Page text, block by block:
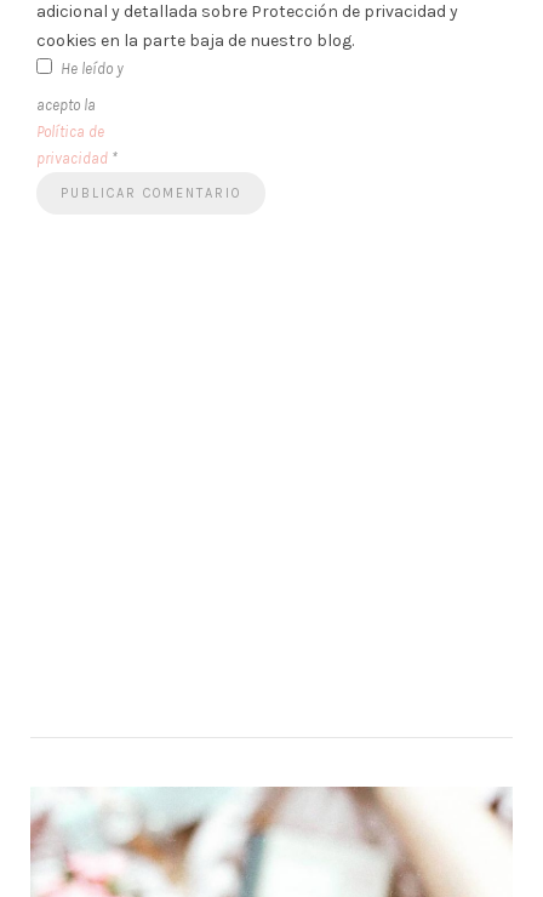
adicional y detallada sobre Protección de privacidad y
cookies en la parte baja de nuestro blog.
He leído y
acepto la
Política de
privacidad *